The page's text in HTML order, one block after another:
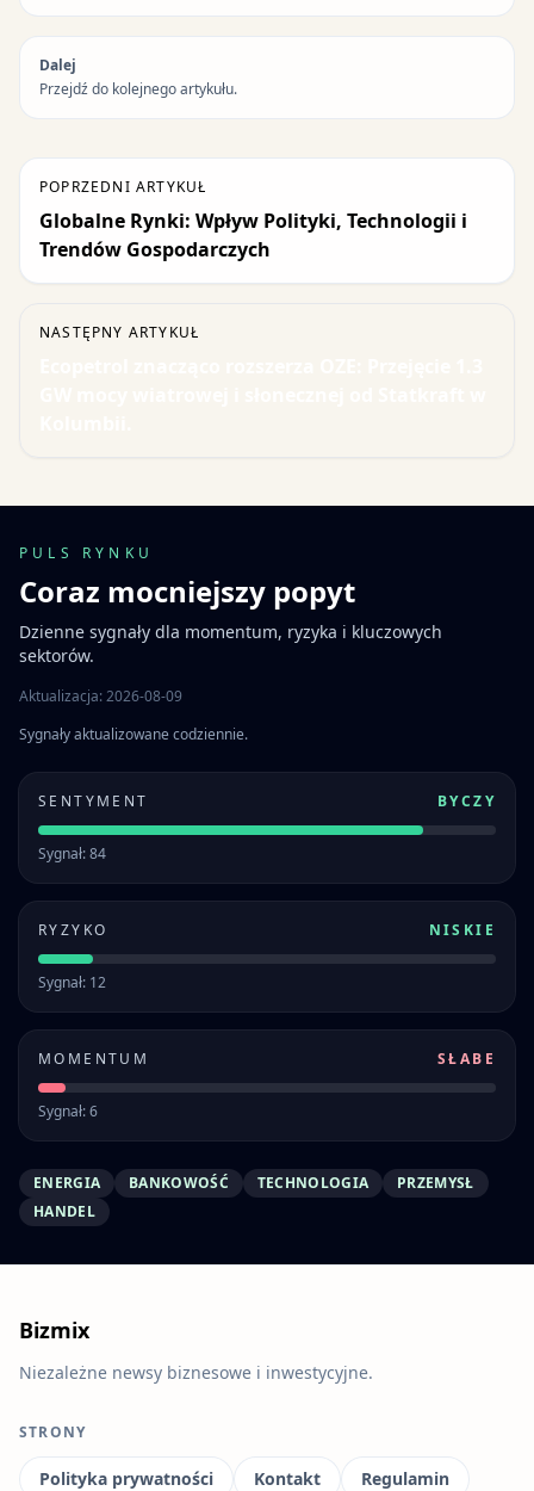
Dalej
Przejdź do kolejnego artykułu.
POPRZEDNI ARTYKUŁ
Globalne Rynki: Wpływ Polityki, Technologii i
Trendów Gospodarczych
NASTĘPNY ARTYKUŁ
PULS RYNKU
Coraz mocniejszy popyt
Dzienne sygnały dla momentum, ryzyka i kluczowych
sektorów.
Aktualizacja: 2026-08-09
Sygnały aktualizowane codziennie.
SENTYMENT BYCZY
Sygnał: 84
RYZYKO NISKIE
Sygnał: 12
MOMENTUM SŁABE
Sygnał: 6
ENERGIA BANKOWOŚĆ TECHNOLOGIA
PRZEMYSŁ
HANDEL
Bizmix
Niezależne newsy biznesowe i inwestycyjne.
STRONY
Polityka prywatności Kontakt Regulamin